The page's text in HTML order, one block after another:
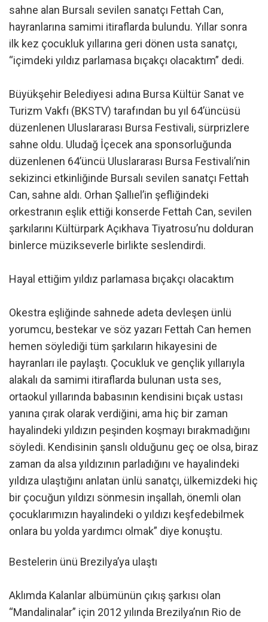
sahne alan Bursalı sevilen sanatçı Fettah Can,
hayranlarına samimi itiraflarda bulundu. Yıllar sonra
ilk kez çocukluk yıllarına geri dönen usta sanatçı,
“içimdeki yıldız parlamasa bıçakçı olacaktım” dedi.
Büyükşehir Belediyesi adına Bursa Kültür Sanat ve
Turizm Vakfı (BKSTV) tarafından bu yıl 64’üncüsü
düzenlenen Uluslararası Bursa Festivali, sürprizlere
sahne oldu. Uludağ İçecek ana sponsorluğunda
düzenlenen 64’üncü Uluslararası Bursa Festivali’nin
sekizinci etkinliğinde Bursalı sevilen sanatçı Fettah
Can, sahne aldı. Orhan Şallıel’in şefliğindeki
orkestranın eşlik ettiği konserde Fettah Can, sevilen
şarkılarını Kültürpark Açıkhava Tiyatrosu’nu dolduran
binlerce müzikseverle birlikte seslendirdi.
Hayal ettiğim yıldız parlamasa bıçakçı olacaktım
Okestra eşliğinde sahnede adeta devleşen ünlü
yorumcu, bestekar ve söz yazarı Fettah Can hemen
hemen söylediği tüm şarkıların hikayesini de
hayranları ile paylaştı. Çocukluk ve gençlik yıllarıyla
alakalı da samimi itiraflarda bulunan usta ses,
ortaokul yıllarında babasının kendisini bıçak ustası
yanına çırak olarak verdiğini, ama hiç bir zaman
hayalindeki yıldızın peşinden koşmayı bırakmadığını
söyledi. Kendisinin şanslı olduğunu geç oe olsa, biraz
zaman da alsa yıldızının parladığını ve hayalindeki
yıldıza ulaştığını anlatan ünlü sanatçı, ülkemizdeki hiç
bir çocuğun yıldızı sönmesin inşallah, önemli olan
çocuklarımızın hayalindeki o yıldızı keşfedebilmek
onlara bu yolda yardımcı olmak” diye konuştu.
Bestelerin ünü Brezilya’ya ulaştı
Aklımda Kalanlar albümünün çıkış şarkısı olan
“Mandalinalar” için 2012 yılında Brezilya’nın Rio de